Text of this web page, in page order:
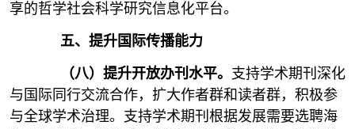
享的哲学社会科学研究信息化平台。
五、提升国际传播能力
（八）提升开放办刊水平。 支持学术期刊深化
与国际同行交流合作，扩大作者群和读者群，积极参
与全球学术治理。支持学术期刊根据发展需要选聘海